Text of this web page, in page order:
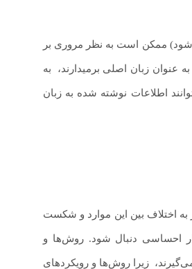
شود) ممکن است به نظر مروری بر
عنوان زبان اصلی برمیدارند، به
اطلاعات نوشته شده به زبان
به اختلاف بین این موارد و شکست
احساسی دنبال شود. روش‌ها و
زیرا روش‌ها و رویکردهای